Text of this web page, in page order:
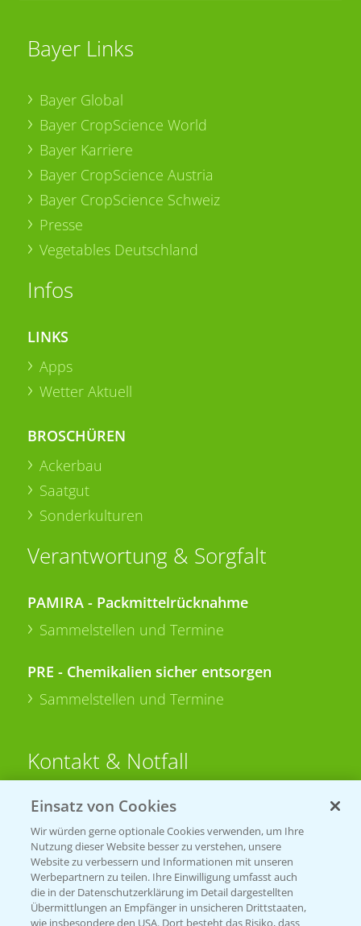
Bayer Links
Bayer Global
Bayer CropScience World
Bayer Karriere
Bayer CropScience Austria
Bayer CropScience Schweiz
Presse
Vegetables Deutschland
Infos
LINKS
Apps
Wetter Aktuell
BROSCHÜREN
Ackerbau
Saatgut
Sonderkulturen
Verantwortung & Sorgfalt
PAMIRA - Packmittelrücknahme
Sammelstellen und Termine
PRE - Chemikalien sicher entsorgen
Sammelstellen und Termine
Kontakt & Notfall
Beratung auf WhatsApp
T.+49 (0)174 346 564 1
KONTAKT
Einsatz von Cookies
Wir würden gerne optionale Cookies verwenden, um Ihre
Nutzung dieser Website besser zu verstehen, unsere
Website zu verbessern und Informationen mit unseren
Werbepartnern zu teilen. Ihre Einwilligung umfasst auch
die in der Datenschutzerklärung im Detail dargestellten
Übermittlungen an Empfänger in unsicheren Drittstaaten,
wie insbesondere den USA. Dort besteht das Risiko, dass